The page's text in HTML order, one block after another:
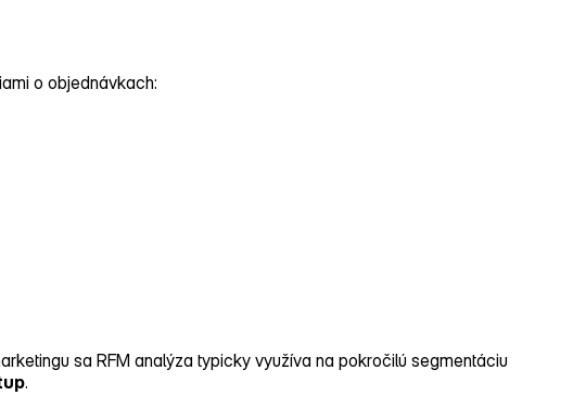
o objednávkach:
sa RFM analýza typicky využíva na pokročilú segmentáciu
.